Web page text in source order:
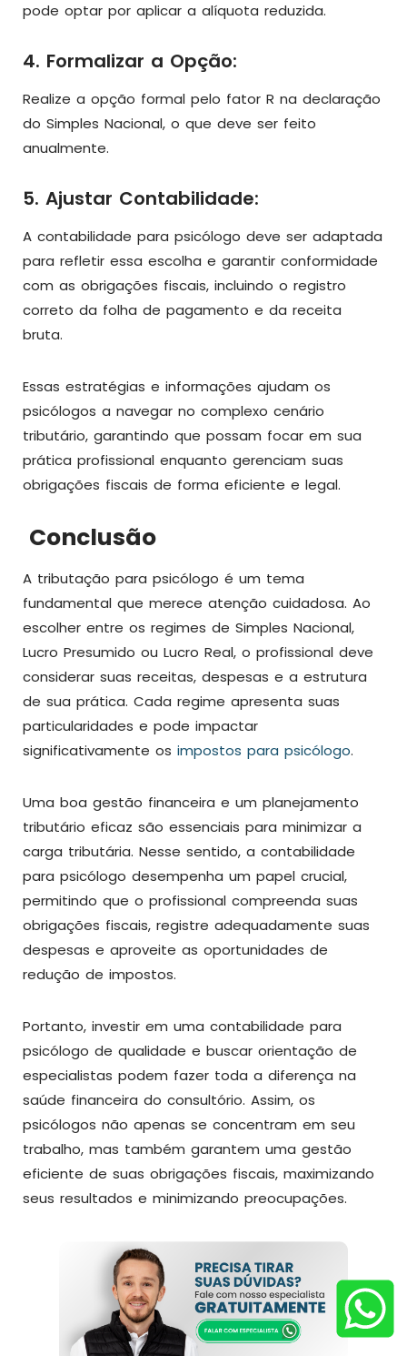
pode optar por aplicar a alíquota reduzida.
4. Formalizar a Opção:
Realize a opção formal pelo fator R na declaração
do Simples Nacional, o que deve ser feito
anualmente.
5. Ajustar Contabilidade:
A contabilidade para psicólogo deve ser adaptada
para refletir essa escolha e garantir conformidade
com as obrigações fiscais, incluindo o registro
correto da folha de pagamento e da receita
bruta.
Essas estratégias e informações ajudam os
psicólogos a navegar no complexo cenário
tributário, garantindo que possam focar em sua
prática profissional enquanto gerenciam suas
obrigações fiscais de forma eficiente e legal.
Conclusão
A tributação para psicólogo é um tema
fundamental que merece atenção cuidadosa. Ao
escolher entre os regimes de Simples Nacional,
Lucro Presumido ou Lucro Real, o profissional deve
considerar suas receitas, despesas e a estrutura
de sua prática. Cada regime apresenta suas
particularidades e pode impactar
significativamente os impostos para psicólogo.
Uma boa gestão financeira e um planejamento
tributário eficaz são essenciais para minimizar a
carga tributária. Nesse sentido, a contabilidade
para psicólogo desempenha um papel crucial,
permitindo que o profissional compreenda suas
obrigações fiscais, registre adequadamente suas
despesas e aproveite as oportunidades de
redução de impostos.
Portanto, investir em uma contabilidade para
psicólogo de qualidade e buscar orientação de
especialistas podem fazer toda a diferença na
saúde financeira do consultório. Assim, os
psicólogos não apenas se concentram em seu
trabalho, mas também garantem uma gestão
eficiente de suas obrigações fiscais, maximizando
seus resultados e minimizando preocupações.